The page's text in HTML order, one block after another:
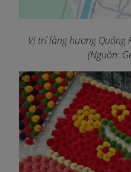
Vị trí làng hương Quảng
(Nguồn: